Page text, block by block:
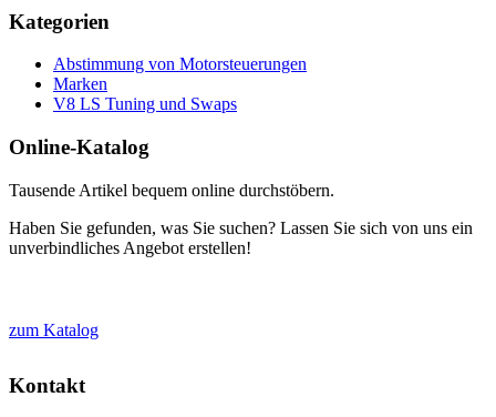
Kategorien
Abstimmung von Motorsteuerungen
Marken
V8 LS Tuning und Swaps
Online-Katalog
Tausende Artikel bequem online durchstöbern.
Haben Sie gefunden, was Sie suchen? Lassen Sie sich von uns ein
unverbindliches Angebot erstellen!
zum Katalog
Kontakt